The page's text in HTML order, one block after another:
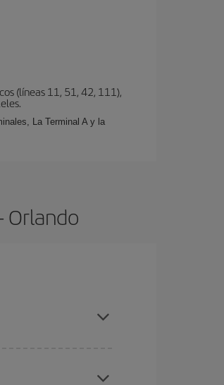
(líneas 11, 51, 42, 111),
La Terminal A y la
Orlando